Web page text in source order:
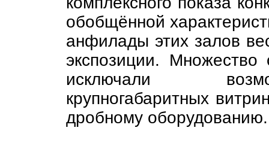
обобщённой
анфилады этих залов
экспозиции. Множество
исключали
крупногабаритных
дробному оборудованию.